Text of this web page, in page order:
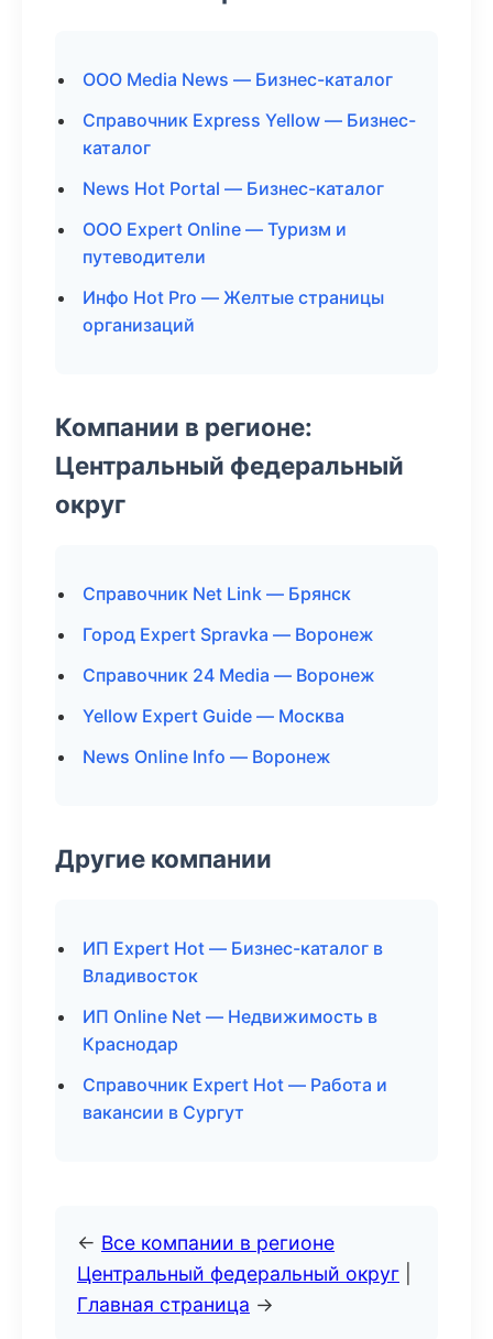
ООО Media News — Бизнес-каталог
Справочник Express Yellow — Бизнес-
каталог
News Hot Portal — Бизнес-каталог
ООО Expert Online — Туризм и
путеводители
Инфо Hot Pro — Желтые страницы
организаций
Компании в регионе:
Центральный федеральный
округ
Справочник Net Link — Брянск
Город Expert Spravka — Воронеж
Справочник 24 Media — Воронеж
Yellow Expert Guide — Москва
News Online Info — Воронеж
Другие компании
ИП Expert Hot — Бизнес-каталог в
Владивосток
ИП Online Net — Недвижимость в
Краснодар
Справочник Expert Hot — Работа и
вакансии в Сургут
← Все компании в регионе
Центральный федеральный округ
Главная страница →